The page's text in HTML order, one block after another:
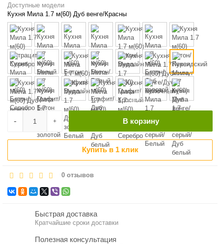
Доступные модели
Кухня Мила 1.7 м(60) Дуб венге/Красны
+
- В корзину
Купить в 1 клик
0 отзывов
Быстрая доставка
Кратчайшие сроки доставки
Полезная консультация